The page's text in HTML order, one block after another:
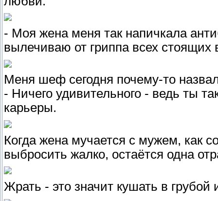
- Моя жена меня так напичкала
вылечиваю от гриппа всех стоящих
Меня шеф сегодня почему-то
- Ничего удивительного - ведь ты
карьеры.
Когда жена мучается с мужем, как
выбросить жалко, остаётся одна
Жрать - это значит кушать в